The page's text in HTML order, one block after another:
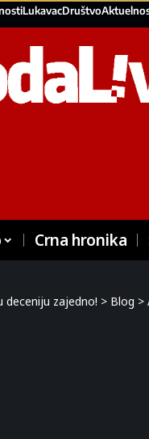
LukavacDruštvo
Crna hronika
deceniju zajedno! > Blog >